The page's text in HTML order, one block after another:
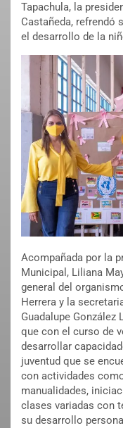
Tapachula, la
Castañeda, refrendó
el desarrollo de la
Acompañada por la
Municipal, Liliana
general del
Herrera y la
Guadalupe González
que con el curso de
desarrollar
juventud que se
con actividades
manualidades,
clases variadas con
su desarrollo